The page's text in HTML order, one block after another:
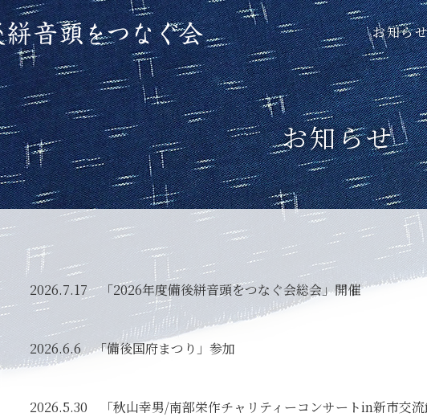
お知ら
お知らせ
2026.7.17 「2026年度備後絣音頭をつなぐ会総会」開催
2026.6.6 「備後国府まつり」参加
2026.5.30 「秋山幸男/南部栄作チャリティーコンサートin新市交流